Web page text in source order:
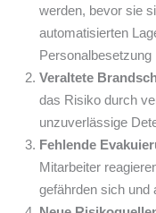
werden, bevor sie
automatisierten
Personalbesetzung
Veraltete
das Risiko durch
unzuverlässige
Fehlende
Mitarbeiter
gefährden sich und